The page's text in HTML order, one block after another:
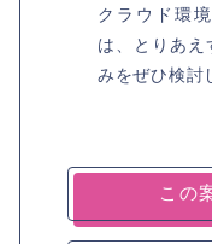
クラウド環
は、とりあ
みをぜひ検討